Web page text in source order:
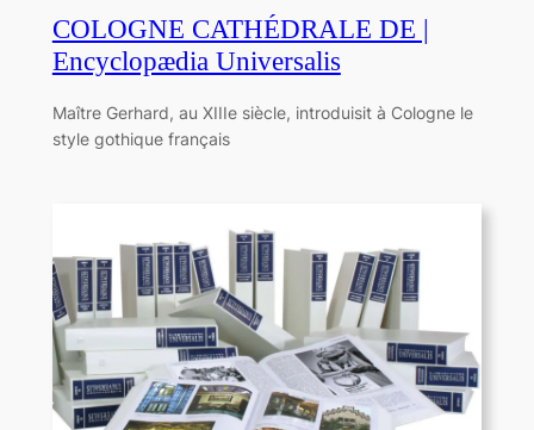
COLOGNE CATHÉDRALE DE |
Encyclopædia Universalis
Maître Gerhard, au XIIIe siècle, introduisit à Cologne le
style gothique français